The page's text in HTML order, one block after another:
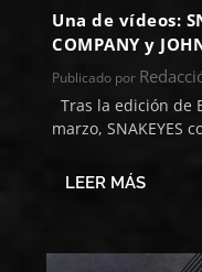
Una de vídeos:
COMPANY y
Publicado por
Tras la edición de
marzo, SNAKEYES
LEER MÁS